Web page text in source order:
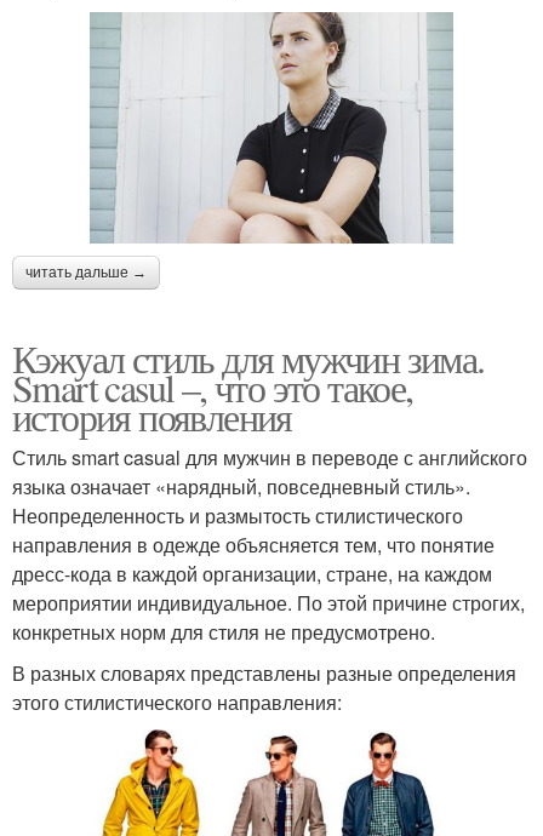
читать дальше →
Кэжуал стиль для мужчин зима.
Smart casul –, что это такое,
история появления
Стиль smart casual для мужчин в переводе с английского
языка означает «нарядный, повседневный стиль».
Неопределенность и размытость стилистического
направления в одежде объясняется тем, что понятие
дресс-кода в каждой организации, стране, на каждом
мероприятии индивидуальное. По этой причине строгих,
конкретных норм для стиля не предусмотрено.
В разных словарях представлены разные определения
этого стилистического направления: